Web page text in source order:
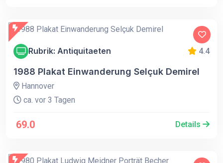
Rubrik: Antiquitaeten 4.4
1988 Plakat Einwanderung Selçuk Demirel
Hannover
ca. vor 3 Tagen
69.0 Details